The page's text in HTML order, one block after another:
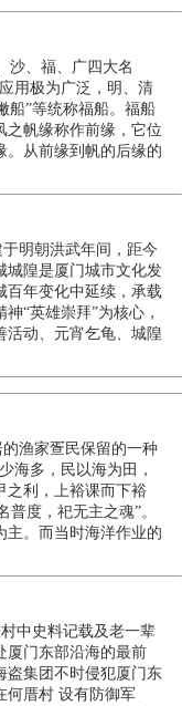
、福、广四大名
用极为广泛，明、清
船”等统称福船。福船
之帆缘称作前缘，它位
。从前缘到帆的后缘的
明朝洪武年间，距今
城隍是厦门城市文化发
百年变化中延续，承载
“英雄崇拜”为核心，
活动、元宵乞龟、城隍
渔家疍民保留的一种
海多，民以海为田，
之利，上裕课而下裕
普度，祀无主之魂”。
主。而当时海洋作业的
中史料记载及老一辈
厦门东部沿海的最前
盗集团不时侵犯厦门东
何厝村 设有防御军